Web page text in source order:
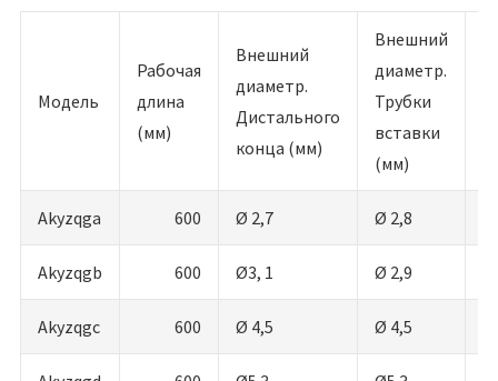
Модель
Рабочая
длина
(мм)
Внешний
диаметр.
Дистального
конца (мм)
Внешний
диаметр.
Трубки
вставки
(мм)
Akyzqga 600 Ø 2,7 Ø 2,8
Akyzqgb 600 Ø3, 1 Ø 2,9
Akyzqgc 600 Ø 4,5 Ø 4,5